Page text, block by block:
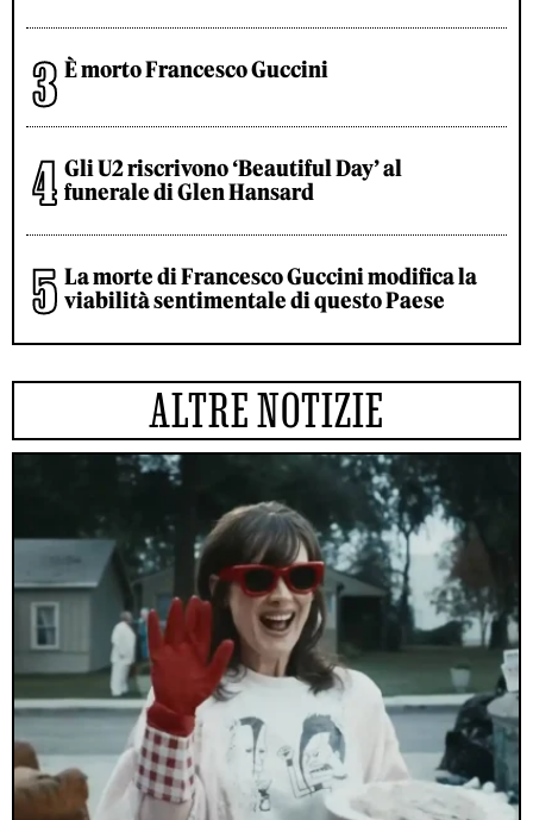
È morto Francesco Guccini
Gli U2 riscrivono ‘Beautiful Day’ al
funerale di Glen Hansard
La morte di Francesco Guccini modifica la
viabilità sentimentale di questo Paese
ALTRE NOTIZIE